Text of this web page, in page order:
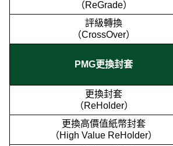
（ReGrade）
評級轉換
（CrossOver）
PMG更換封套
更換封套
（ReHolder）
更換高價值紙幣封套
（High Value ReHolder）